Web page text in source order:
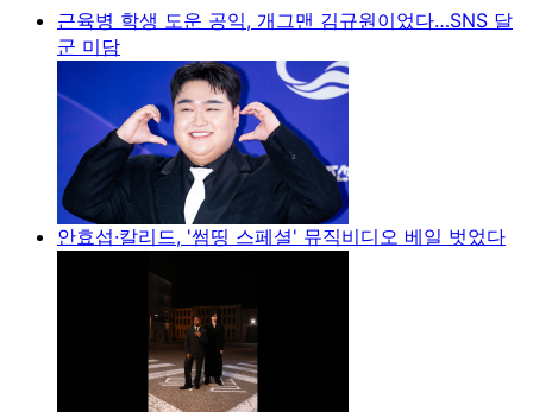
근육병 학생 도운 공익, 개그맨 김규원이었다…SNS 달
군 미담
안효섭·칼리드, '썸띵 스페셜' 뮤직비디오 베일 벗었다